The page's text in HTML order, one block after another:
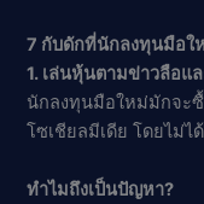
7 กับดักที่นักลงทุนมือใ
1. เล่นหุ้นตามข่าวลือแ
นักลงทุนมือใหม่มักจะ
โซเชียลมีเดีย โดยไม่ไ
ทำไมถึงเป็นปัญหา?